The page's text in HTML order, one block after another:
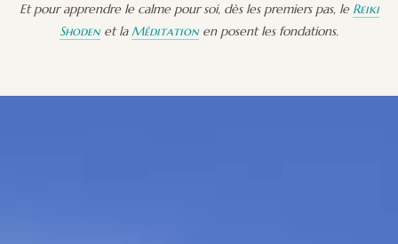
Et pour apprendre le calme pour soi, dès les premiers pas, le Reiki
Shodenet laMéditationen posent les fondations.